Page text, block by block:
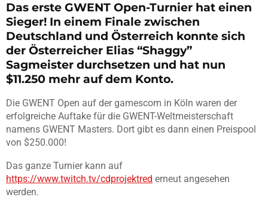
Das erste GWENT Open-Turnier hat einen
Sieger! In einem Finale zwischen
Deutschland und Österreich konnte sich
der Österreicher Elias “Shaggy”
Sagmeister durchsetzen und hat nun
$11.250 mehr auf dem Konto.
Die GWENT Open auf der gamescom in Köln waren der
erfolgreiche Auftake für die GWENT-Weltmeisterschaft
namens GWENT Masters. Dort gibt es dann einen Preispool
von $250.000!
Das ganze Turnier kann auf
https://www.twitch.tv/cdprojektred erneut angesehen
werden.